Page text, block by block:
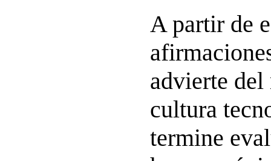
A partir de
advierte del
cultura
termine